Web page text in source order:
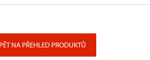
NA PŘEHLED PRODUKTŮ